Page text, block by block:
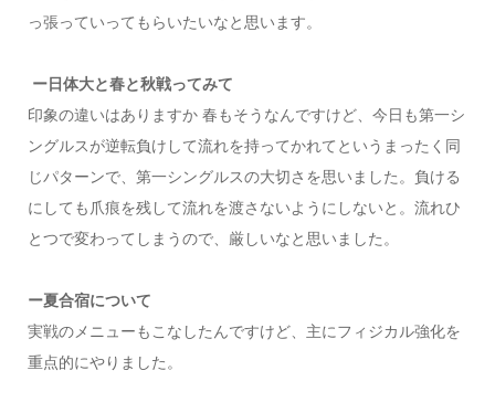
っ張っていってもらいたいなと思います。
ー日体大と春と秋戦ってみて
印象の違いはありますか 春もそうなんですけど、今日も第一シ
ングルスが逆転負けして流れを持ってかれてというまったく同
じパターンで、第一シングルスの大切さを思いました。負ける
にしても爪痕を残して流れを渡さないようにしないと。流れひ
とつで変わってしまうので、厳しいなと思いました。
ー夏合宿について
実戦のメニューもこなしたんですけど、主にフィジカル強化を
重点的にやりました。